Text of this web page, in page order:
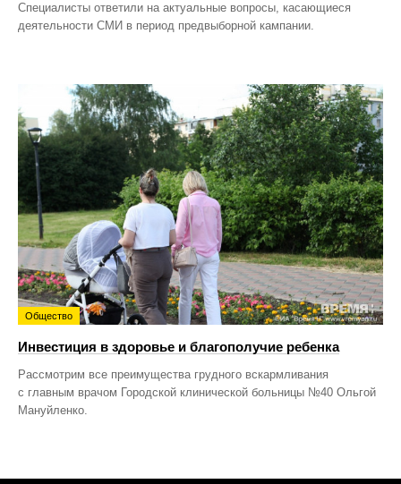
Специалисты ответили на актуальные вопросы, касающиеся
деятельности СМИ в период предвыборной кампании.
Общество
Инвестиция в здоровье и благополучие ребенка
Рассмотрим все преимущества грудного вскармливания
с главным врачом Городской клинической больницы №40 Ольгой
Мануйленко.